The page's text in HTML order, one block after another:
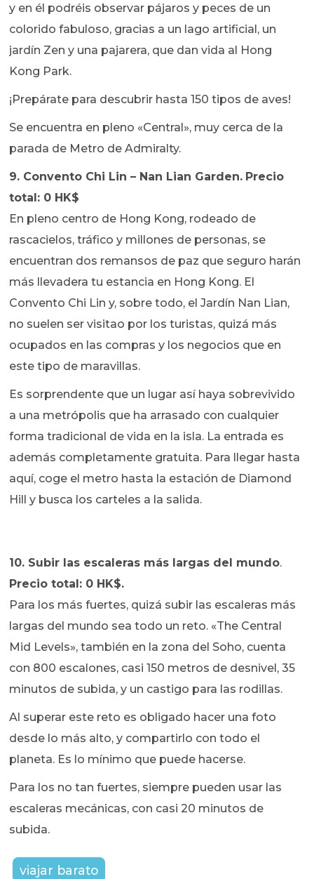
y en él podréis observar pájaros y peces de un
colorido fabuloso, gracias a un lago artificial, un
jardín Zen y una pajarera, que dan vida al Hong
Kong Park.
¡Prepárate para descubrir hasta 150 tipos de aves!
Se encuentra en pleno «Central», muy cerca de la
parada de Metro de Admiralty.
9. Convento Chi Lin – Nan Lian Garden. Precio
total: 0 HK$
En pleno centro de Hong Kong, rodeado de
rascacielos, tráfico y millones de personas, se
encuentran dos remansos de paz que seguro harán
más llevadera tu estancia en Hong Kong. El
Convento Chi Lin y, sobre todo, el Jardín Nan Lian,
no suelen ser visitao por los turistas, quizá más
ocupados en las compras y los negocios que en
este tipo de maravillas.
Es sorprendente que un lugar así haya sobrevivido
a una metrópolis que ha arrasado con cualquier
forma tradicional de vida en la isla. La entrada es
además completamente gratuita. Para llegar hasta
aquí, coge el metro hasta la estación de Diamond
Hill y busca los carteles a la salida.
10. Subir las escaleras más largas del mundo.
Precio total: 0 HK$.
Para los más fuertes, quizá subir las escaleras más
largas del mundo sea todo un reto. «The Central
Mid Levels», también en la zona del Soho, cuenta
con 800 escalones, casi 150 metros de desnivel, 35
minutos de subida, y un castigo para las rodillas.
Al superar este reto es obligado hacer una foto
desde lo más alto, y compartirlo con todo el
planeta. Es lo mínimo que puede hacerse.
Para los no tan fuertes, siempre pueden usar las
escaleras mecánicas, con casi 20 minutos de
subida.
viajar barato